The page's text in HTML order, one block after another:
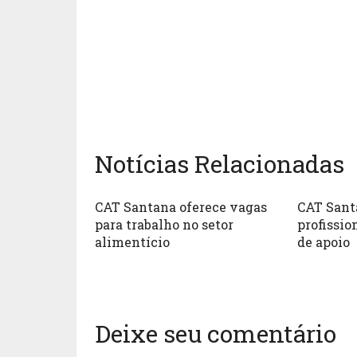
Notícias Relacionadas
CAT Santana oferece vagas
para trabalho no setor
alimentício
CAT
de apoio
Deixe seu comentário